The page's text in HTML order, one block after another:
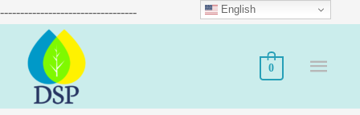
----------------------------------
0
English